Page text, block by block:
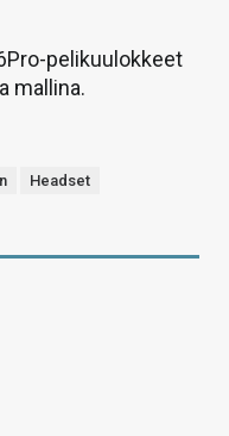
pelikuulokkeet
mallina.
Headset